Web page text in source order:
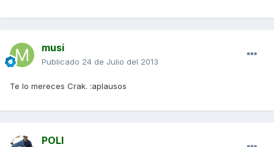
musi
Publicado 24 de Julio del 2013
Te lo mereces Crak. :aplausos
POLI